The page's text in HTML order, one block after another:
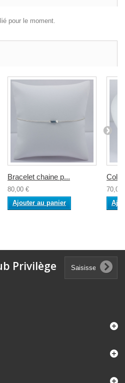
pour le moment.
Bracelet chaine p...
80,00 €
Ajouter au panier
70,00
Privilège